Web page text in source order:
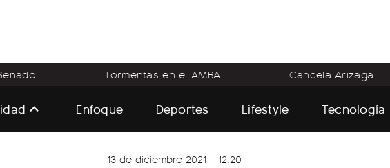
Tormentas en el AMBA Candela Arizaga
Enfoque Deportes Lifestyle Tecnología
13 de diciembre 2021 - 12:20